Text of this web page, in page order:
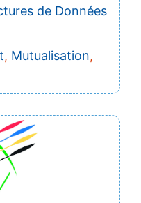
de Données
, Mutualisation,